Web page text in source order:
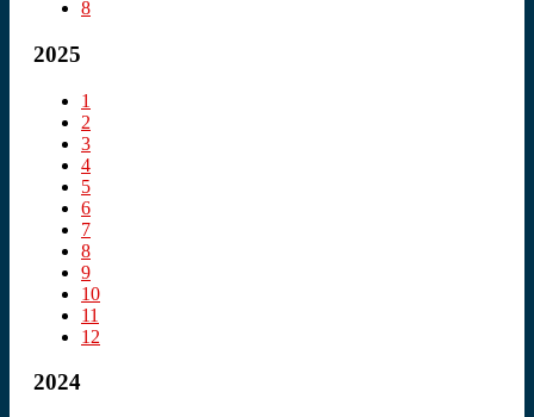
8
2025
1
2
3
4
5
6
7
8
9
10
11
12
2024